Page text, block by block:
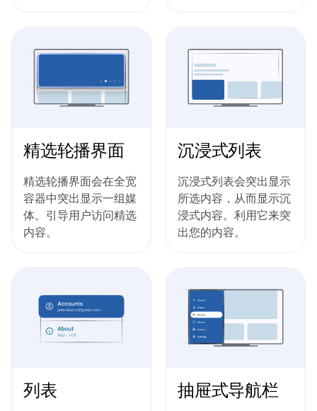
精选轮播界面
精选轮播界面会在全宽
容器中突出显示一组媒
体。引导用户访问精选
内容。
沉浸式列表
沉浸式列表会突出显示
所选内容，从而显示沉
浸式内容。利用它来突
出您的内容。
列表 抽屉式导航栏